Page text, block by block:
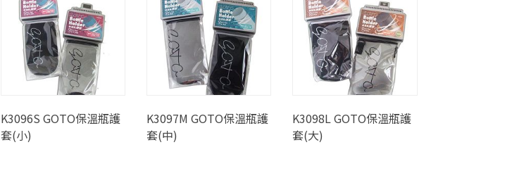
K3096S GOTO保溫瓶護
套(小)
K3097M GOTO保溫瓶護
套(中)
K3098L GOTO保溫瓶護
套(大)